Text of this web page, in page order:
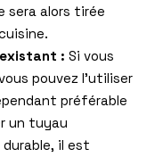
sera alors tirée
: Si vous
pouvez l’utiliser
préférable
un tuyau
il est